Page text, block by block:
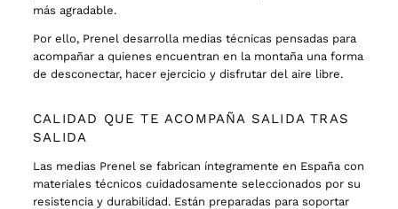
más agradable.
Por ello, Prenel desarrolla medias técnicas pensadas para
acompañar a quienes encuentran en la montaña una forma
de desconectar, hacer ejercicio y disfrutar del aire libre.
CALIDAD QUE TE ACOMPAÑA SALIDA TRAS
SALIDA
Las medias Prenel se fabrican íntegramente en España con
materiales técnicos cuidadosamente seleccionados por su
resistencia y durabilidad. Están preparadas para soportar